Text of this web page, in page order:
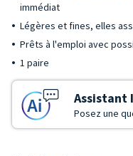
immédiat
Légères et fines, elles
Prêts à l'emploi avec
1 paire
Posez une